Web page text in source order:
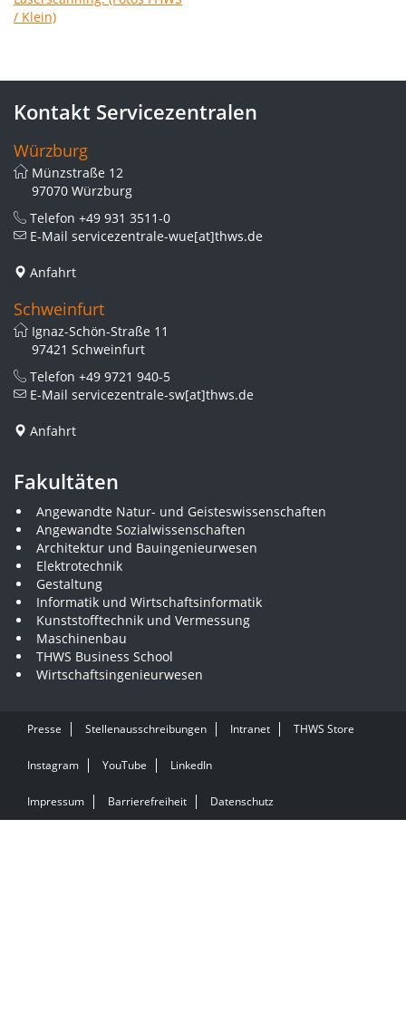
Kontakt Servicezentralen
Würzburg
Münzstraße 12
97070 Würzburg
Telefon +49 931 3511-0
E-Mail servicezentrale-wue[at]thws.de
Anfahrt
Schweinfurt
Ignaz-Schön-Straße 11
97421 Schweinfurt
Telefon +49 9721 940-5
E-Mail servicezentrale-sw[at]thws.de
Anfahrt
Fakultäten
Angewandte Natur- und Geisteswissenschaften
Angewandte Sozialwissenschaften
Architektur und Bauingenieurwesen
Elektrotechnik
Gestaltung
Informatik und Wirtschaftsinformatik
Kunststofftechnik und Vermessung
Maschinenbau
THWS Business School
Wirtschaftsingenieurwesen
Presse Stellenausschreibungen Intranet THWS Store
Instagram YouTube LinkedIn
Impressum Barrierefreiheit Datenschutz